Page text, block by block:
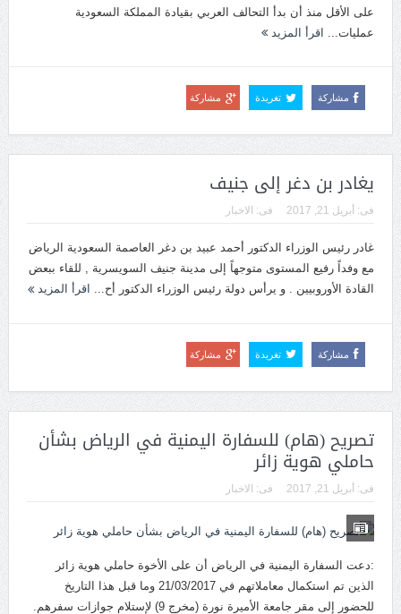
على الأقل منذ أن بدأ التحالف العربي بقيادة المملكة السعودية
عمليات... اقرأ المزيد
مشاركة تغريدة مشاركة
يغادر بن دغر إلى جنيف
فى: أبريل 21, 2017 فى: الاخبار
غادر رئيس الوزراء الدكتور أحمد عبيد بن دغر العاصمة السعودية الرياض
مع وفداً رفيع المستوى متوجهاً إلى مدينة جنيف السويسرية , للقاء ببعض
القادة الأوروبيين . و يرأس دولة رئيس الوزراء الدكتور أح... اقرأ المزيد
مشاركة تغريدة مشاركة
تصريح (هام) للسفارة اليمنية في الرياض بشأن
حاملي هوية زائر
فى: أبريل 21, 2017 فى: الاخبار
:دعت السفارة اليمنية في الرياض أن على الأخوة حاملي هوية زائر
الذين تم استكمال معاملاتهم في 21/03/2017 وما قبل هذا التاريخ
للحضور إلى مقر جامعة الأميرة نورة (مخرج 9) لإستلام جوازات سفرهم.